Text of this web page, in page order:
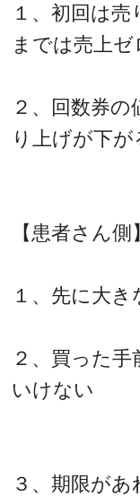
１、初回は
までは売上ゼ
２、回数券
り上げが下が
【患者さん側】
１、先に大き
２、買った
いけない
３、期限が